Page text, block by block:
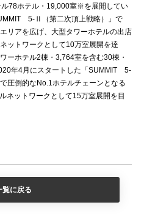
78ホテル・19,000室※を展開してい
5-Ⅱ（第二次頂上戦略）」で
リアを広げ、大型タワーホテルの出店
ットワークとして10万室展開を達
ーホテル2棟・3,764室を含む30棟・
年4月にスタートした「SUMMIT 5-
圧倒的なNo.1ホテルチェーンとなる
ネットワークとして15万室展開を目
覧に戻る